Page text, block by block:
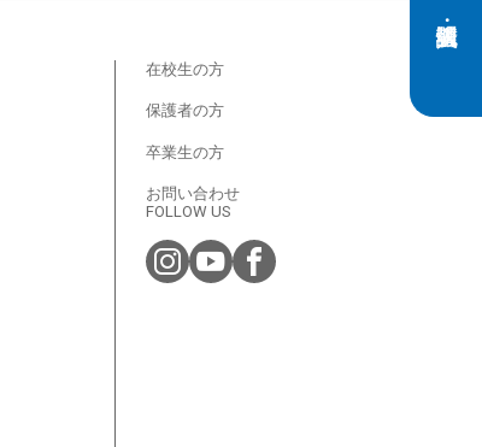
在校生の方
保護者の方
卒業生の方
お問い合わせ
FOLLOW US